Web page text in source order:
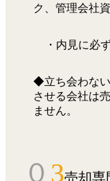
ク、管理会社資
・内見に必
◆立ち会わな
させる会社は
ません。
０ 3売却専